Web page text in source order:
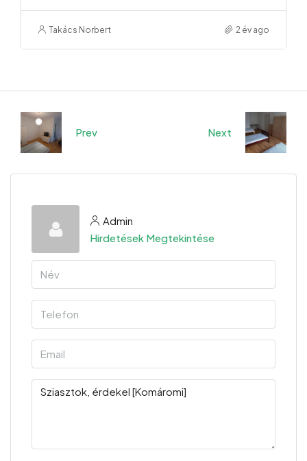
Takács Norbert 2 év ago
Prev Next
Admin
Hirdetések Megtekintése